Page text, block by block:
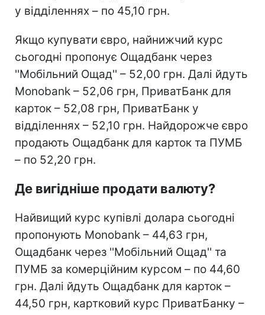
у відділеннях – по 45,10 грн.
Якщо купувати євро, найнижчий курс
сьогодні пропонує Ощадбанк через
''Мобільний Ощад'' – 52,00 грн. Далі йдуть
Monobank – 52,06 грн, ПриватБанк для
карток – 52,08 грн, ПриватБанк у
відділеннях – 52,10 грн. Найдорожче євро
продають Ощадбанк для карток та ПУМБ
– по 52,20 грн.
Де вигідніше продати валюту?
Найвищий курс купівлі долара сьогодні
пропонують Monobank – 44,63 грн,
Ощадбанк через ''Мобільний Ощад'' та
ПУМБ за комерційним курсом – по 44,60
грн. Далі йдуть Ощадбанк для карток –
44,50 грн, картковий курс ПриватБанку –